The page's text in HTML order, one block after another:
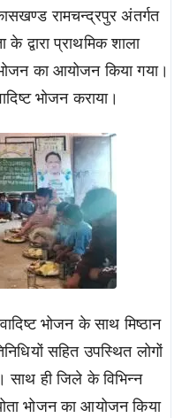
रामचन्द्रपुर अंतर्गत
के द्वारा प्राथमिक शाला
का आयोजन किया गया।
भोजन कराया।
भोजन के साथ मिष्ठान
सहित उपस्थित लोगों
ही जिले के विभिन्न
भोजन का आयोजन किया